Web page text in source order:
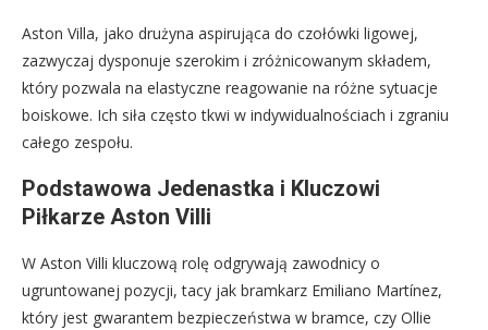
Aston Villa, jako drużyna aspirująca do czołówki ligowej,
zazwyczaj dysponuje szerokim i zróżnicowanym składem,
który pozwala na elastyczne reagowanie na różne sytuacje
boiskowe. Ich siła często tkwi w indywidualnościach i zgraniu
całego zespołu.
Podstawowa Jedenastka i Kluczowi
Piłkarze Aston Villi
W Aston Villi kluczową rolę odgrywają zawodnicy o
ugruntowanej pozycji, tacy jak bramkarz Emiliano Martínez,
który jest gwarantem bezpieczeństwa w bramce, czy Ollie